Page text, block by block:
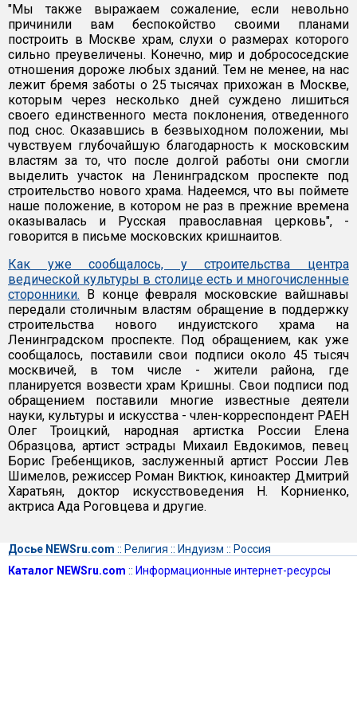
"Мы также выражаем сожаление, если невольно
причинили вам беспокойство своими планами
построить в Москве храм, слухи о размерах которого
сильно преувеличены. Конечно, мир и добрососедские
отношения дороже любых зданий. Тем не менее, на нас
лежит бремя заботы о 25 тысячах прихожан в Москве,
которым через несколько дней суждено лишиться
своего единственного места поклонения, отведенного
под снос. Оказавшись в безвыходном положении, мы
чувствуем глубочайшую благодарность к московским
властям за то, что после долгой работы они смогли
выделить участок на Ленинградском проспекте под
строительство нового храма. Надеемся, что вы поймете
наше положение, в котором не раз в прежние времена
оказывалась и Русская православная церковь", -
говорится в письме московских кришнаитов.
Как уже сообщалось, у строительства центра
ведической культуры в столице есть и многочисленные
сторонники. В конце февраля московские вайшнавы
передали столичным властям обращение в поддержку
строительства нового индуистского храма на
Ленинградском проспекте. Под обращением, как уже
сообщалось, поставили свои подписи около 45 тысяч
москвичей, в том числе - жители района, где
планируется возвести храм Кришны. Свои подписи под
обращением поставили многие известные деятели
науки, культуры и искусства - член-корреспондент РАЕН
Олег Троицкий, народная артистка России Елена
Образцова, артист эстрады Михаил Евдокимов, певец
Борис Гребенщиков, заслуженный артист России Лев
Шимелов, режиссер Роман Виктюк, киноактер Дмитрий
Харатьян, доктор искусствоведения Н. Корниенко,
актриса Ада Роговцева и другие.
Досье NEWSru.com :: Религия :: Индуизм :: Россия
Каталог NEWSru.com :: Информационные интернет-ресурсы